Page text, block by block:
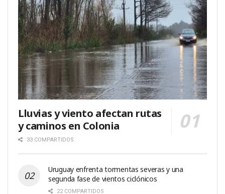
Lluvias y viento afectan rutas
y caminos en Colonia
33 COMPARTIDOS
Uruguay enfrenta tormentas severas y una
segunda fase de vientos ciclónicos
22 COMPARTIDOS